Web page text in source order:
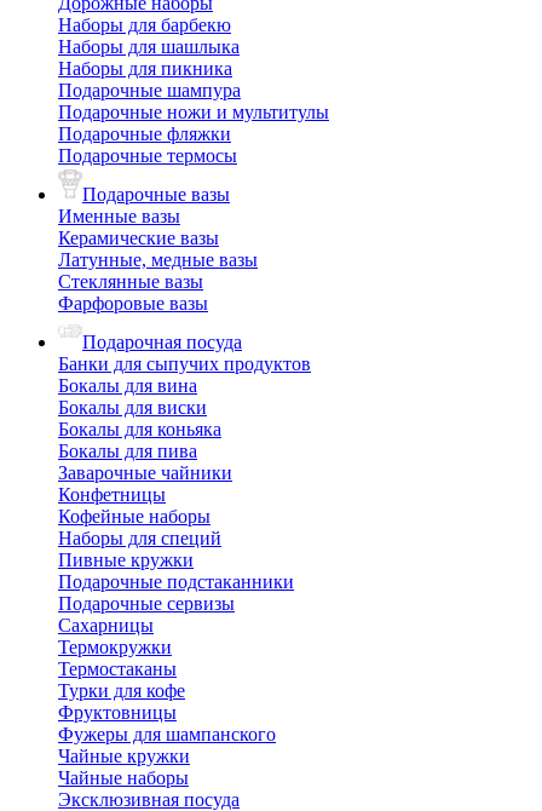
Наборы для барбекю
Наборы для шашлыка
Наборы для пикника
Подарочные шампура
Подарочные ножи и мультитулы
Подарочные фляжки
Подарочные термосы
Подарочные вазы
Именные вазы
Керамические вазы
Латунные, медные вазы
Стеклянные вазы
Фарфоровые вазы
Подарочная посуда
Банки для сыпучих продуктов
Бокалы для вина
Бокалы для виски
Бокалы для коньяка
Бокалы для пива
Заварочные чайники
Конфетницы
Кофейные наборы
Наборы для специй
Пивные кружки
Подарочные подстаканники
Подарочные сервизы
Сахарницы
Термокружки
Термостаканы
Турки для кофе
Фруктовницы
Фужеры для шампанского
Чайные кружки
Чайные наборы
Эксклюзивная посуда